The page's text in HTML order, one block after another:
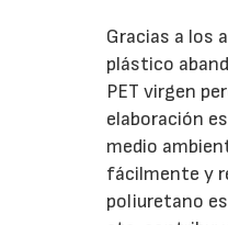
Gracias a los
plástico
PET virgen
elaboración
medio
fácilmente y
poliuretano